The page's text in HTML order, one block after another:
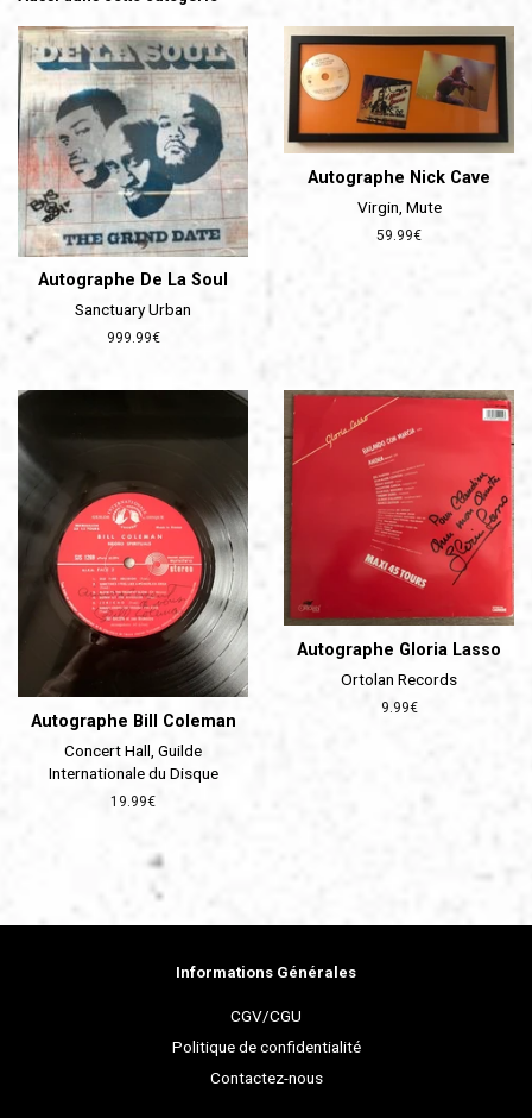
Autographe De La Soul
Sanctuary Urban
Prix
999.99€
Autographe Nick Cave
Virgin, Mute
Prix
59.99€
Autographe Bill Coleman
Concert Hall, Guilde
Internationale du Disque
Prix
19.99€
Autographe Gloria Lasso
Ortolan Records
Prix
9.99€
Informations Générales
CGV/CGU
Politique de confidentialité
Contactez-nous